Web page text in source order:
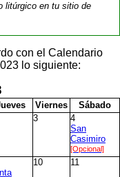
litúrgico en tu sitio de
con el Calendario
lo siguiente:
ueves Viernes Sábado
3
4
San
Casimiro
[Opcional]
10 11